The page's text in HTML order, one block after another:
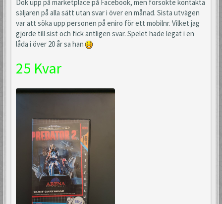
Dök upp på marketplace på Facebook, men försökte kontakta
säljaren på alla sätt utan svar i över en månad. Sista utvägen
var att söka upp personen på eniro för ett mobilnr. Vilket jag
gjorde till sist och fick äntligen svar. Spelet hade legat i en
låda i över 20 år sa han
25 Kvar